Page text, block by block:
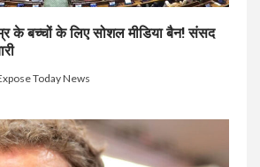
के बच्चों के लिए सोशल मीडिया बैन! संसद
Today News